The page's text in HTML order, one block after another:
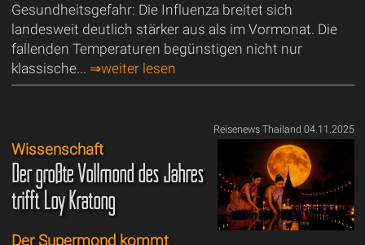
Gesundheitsgefahr: Die Influenza breitet sich
landesweit deutlich stärker aus als im Vormonat. Die
fallenden Temperaturen begünstigen nicht nur
klassische... ⇒weiter lesen
Reisenews Thailand 04.11.2025
Wissenschaft
Der größte Vollmond des Jahres
trifft Loy Kratong
Der Supermond kommt